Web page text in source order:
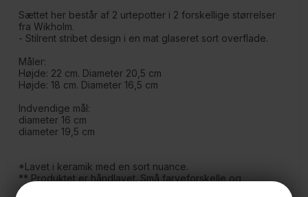
Sættet her består af 2 urtepotter i 2 forskellige størrelser
fra Wikholm.
- Stilrent stribet design i en mat glaseret sort overflade.
Måler:
Højde: 22 cm. Diameter 20,5 cm
Højde: 18 cm. Diameter 16,5 cm
Indvendige mål:
diameter 16 cm
diameter 19,5 cm
*Lavet i keramik med en sort nuance.
** Produktet er håndlavet. Små farveforskelle og
urenheder i overfladen kan forekomme.